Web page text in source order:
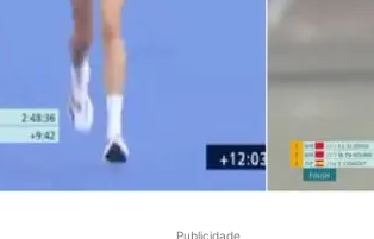
Publicidade